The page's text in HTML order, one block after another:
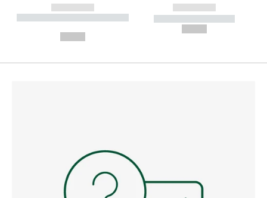
------------
----------- ----------- --------
------------
----------- -----------